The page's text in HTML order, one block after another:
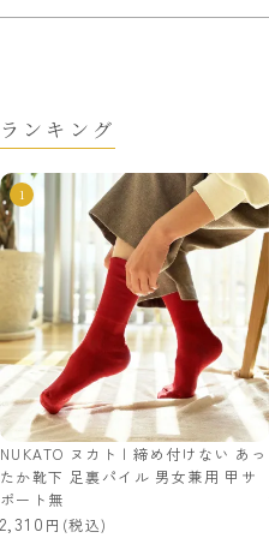
ランキング
NUKATO ヌカト | 締め付けない あっ
たか靴下 足裏パイル 男女兼用 甲サ
ポート無
2,310 (税込)